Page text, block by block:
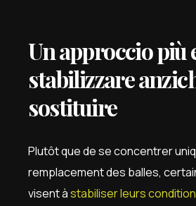
Un approccio più
stabilizzare
sostituire
Plutôt que de se concentrer
remplacement des balles,
visent àstabiliser leurs